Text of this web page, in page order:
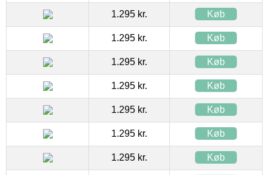
1.295 kr. Køb
1.295 kr. Køb
1.295 kr. Køb
1.295 kr. Køb
1.295 kr. Køb
1.295 kr. Køb
1.295 kr. Køb